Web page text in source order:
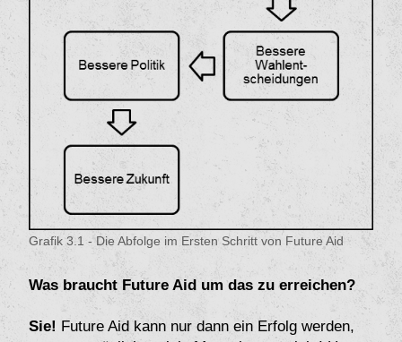
Grafik 3.1 - Die Abfolge im Ersten Schritt von Future Aid
Was braucht Future Aid um das zu erreichen?
Sie! Future Aid kann nur dann ein Erfolg werden,